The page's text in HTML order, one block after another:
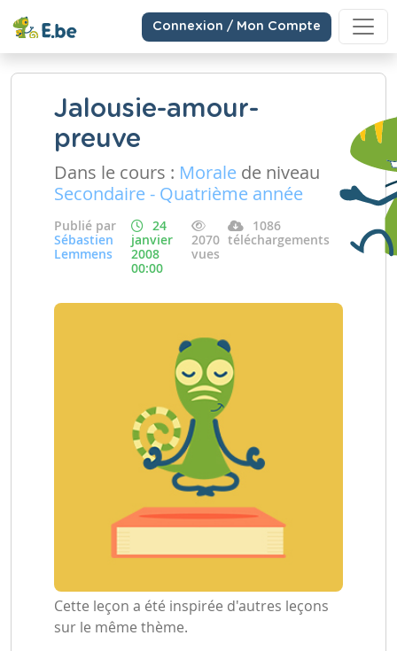
Connexion / Mon Compte
Jalousie-amour-
preuve
Dans le cours : Morale de niveau
Secondaire - Quatrième année
Publié par
Sébastien
Lemmens
24
janvier
2008
00:00
2070
vues
1086
téléchargements
Cette leçon a été inspirée d'autres leçons
sur le même thème.